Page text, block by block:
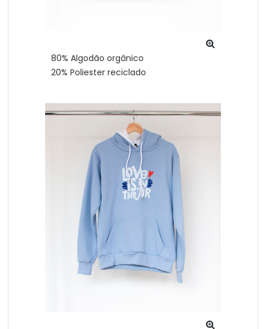
80% Algodão orgânico
20% Poliester reciclado